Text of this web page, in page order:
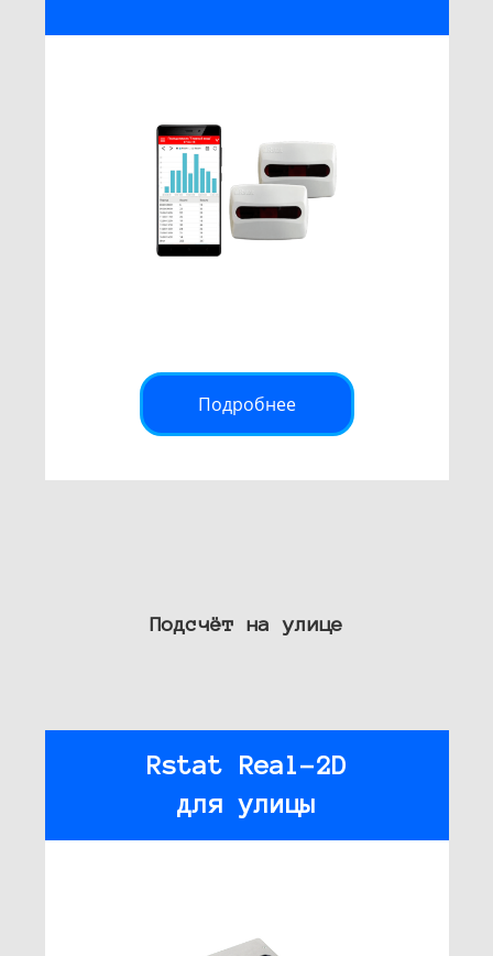
Подробнее
Подсчёт на улице
Rstat Real-2D
для улицы